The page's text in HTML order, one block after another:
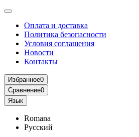
Оплата и доставка
Политика безопасности
Условия соглашения
Новости
Контакты
Избранное0
Сравнение0
Язык
Romana
Русский